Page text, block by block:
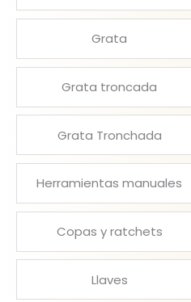
Grata
Grata troncada
Grata Tronchada
Herramientas manuales
Copas y ratchets
Llaves